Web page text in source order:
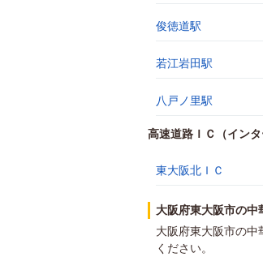
俊徳道駅
若江岩田駅
八戸ノ里駅
高速道路ＩＣ（イン
東大阪北ＩＣ
大阪府東大阪市の中
大阪府東大阪市の
ください。